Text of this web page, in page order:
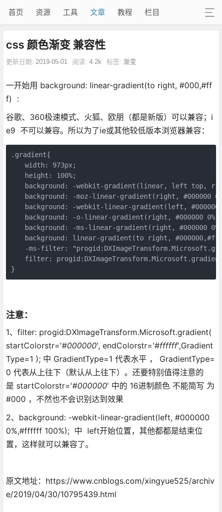
首页 资源 工具 文章 教程 栏目
css 颜色渐变 兼容性
更新日期: 2019-05-01 阅读: 4.2k 标签: 渐变
一开始用 background: linear-gradient(to right, #000,#ff
f) :
谷歌、360极速模式、火狐、欧朋（都是新版）可以兼容；i
e9 不可以兼容。所以为了ie或其他较低版本浏览器兼容：
.gradient{
width: 973px;
height: 100%;
background: -webkit-gradient(linear, left top,
background: -moz-linear-gradient(right,
background: -webkit-linear-gradient(left,
background: -o-linear-gradient(right, #000000
background: -ms-linear-gradient(right, #000000
background: linear-gradient(to right,
-ms-filter:
filter:
}
注意：
1、filter: progid:DXImageTransform.Microsoft.gradient(
startColorstr='#000000', endColorstr='#ffffff',Gradient
Type=1 ); 中 GradientType=1 代表水平 ， GradientType=
0 代表从上往下（默认从上往下）。还要特别值得注意的
是 startColorstr='#000000' 中的 16进制颜色 不能简写 为
#000 ，不然也不会识别达到效果
2、background: -webkit-linear-gradient(left, #000000
0%,#ffffff 100%); 中 left开始位置，其他都都是结束位
置，这样就可以兼容了。
原文地址：https://www.cnblogs.com/xingyue525/archiv
e/2019/04/30/10795439.html